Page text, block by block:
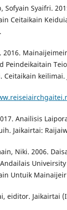
Sofyain Syaifri.
Ceitaikain
2016.
Peindeikaitain
Ceitaikain
Anailisis
Jaikairtai:
Niki. 2006.
Untuik
eiditor. Jaikairtai